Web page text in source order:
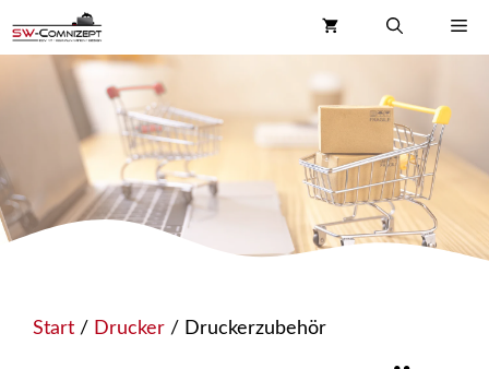
Inhalt
springen
Start / Drucker / Druckerzubehör